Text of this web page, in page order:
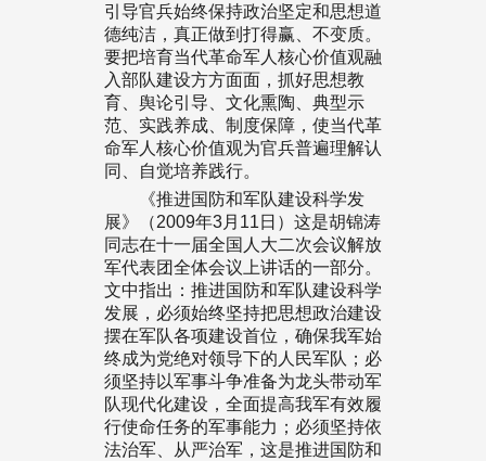
引导官兵始终保持政治坚定和思想道
德纯洁，真正做到打得赢、不变质。
要把培育当代革命军人核心价值观融
入部队建设方方面面，抓好思想教
育、舆论引导、文化熏陶、典型示
范、实践养成、制度保障，使当代革
命军人核心价值观为官兵普遍理解认
同、自觉培养践行。
《推进国防和军队建设科学发
展》（2009年3月11日）这是胡锦涛
同志在十一届全国人大二次会议解放
军代表团全体会议上讲话的一部分。
文中指出：推进国防和军队建设科学
发展，必须始终坚持把思想政治建设
摆在军队各项建设首位，确保我军始
终成为党绝对领导下的人民军队；必
须坚持以军事斗争准备为龙头带动军
队现代化建设，全面提高我军有效履
行使命任务的军事能力；必须坚持依
法治军、从严治军，这是推进国防和